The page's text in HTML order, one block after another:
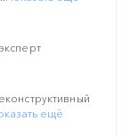
ещё